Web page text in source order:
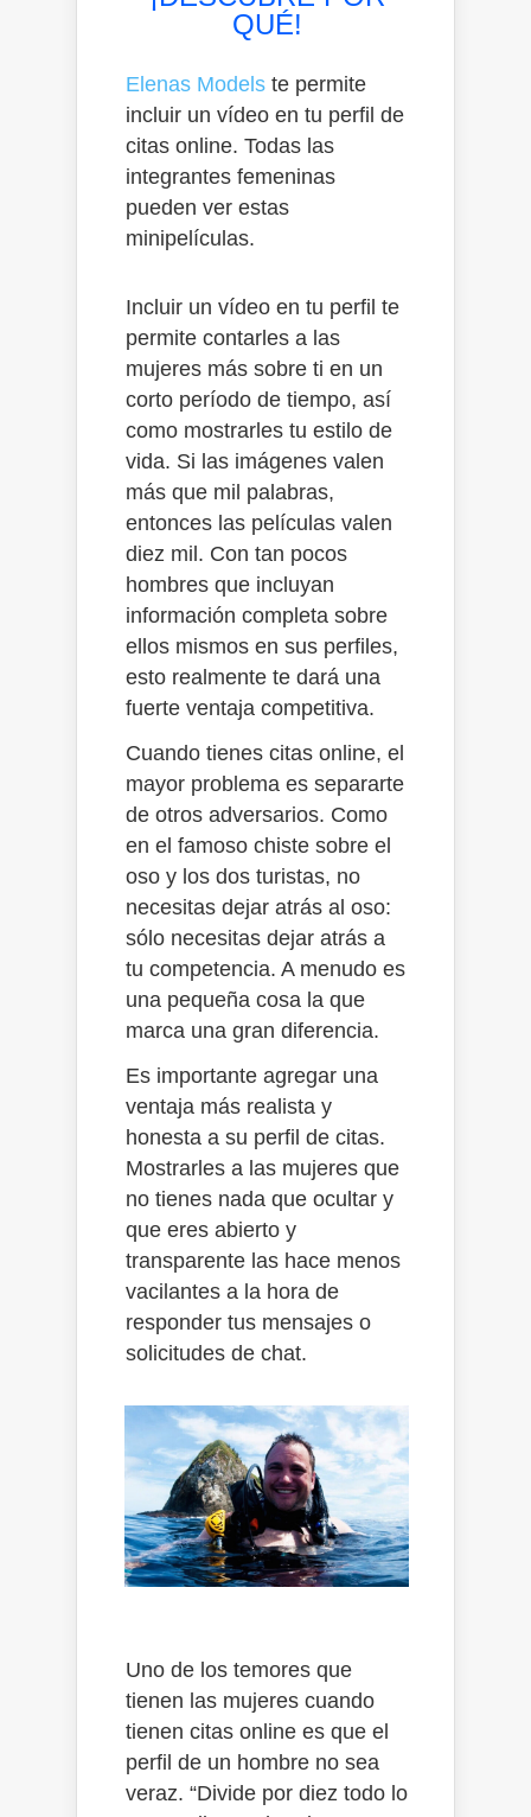
QUÉ!
Elenas Models te permite
incluir un vídeo en tu perfil de
citas online. Todas las
integrantes femeninas
pueden ver estas
minipelículas.
Incluir un vídeo en tu perfil te
permite contarles a las
mujeres más sobre ti en un
corto período de tiempo, así
como mostrarles tu estilo de
vida. Si las imágenes valen
más que mil palabras,
entonces las películas valen
diez mil. Con tan pocos
hombres que incluyan
información completa sobre
ellos mismos en sus perfiles,
esto realmente te dará una
fuerte ventaja competitiva.
Cuando tienes citas online, el
mayor problema es separarte
de otros adversarios. Como
en el famoso chiste sobre el
oso y los dos turistas, no
necesitas dejar atrás al oso:
sólo necesitas dejar atrás a
tu competencia. A menudo es
una pequeña cosa la que
marca una gran diferencia.
Es importante agregar una
ventaja más realista y
honesta a su perfil de citas.
Mostrarles a las mujeres que
no tienes nada que ocultar y
que eres abierto y
transparente las hace menos
vacilantes a la hora de
responder tus mensajes o
solicitudes de chat.
Uno de los temores que
tienen las mujeres cuando
tienen citas online es que el
perfil de un hombre no sea
veraz. “Divide por diez todo lo